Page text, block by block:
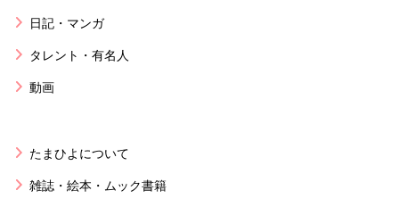
日記・マンガ
タレント・有名人
動画
たまひよについて
雑誌・絵本・ムック書籍